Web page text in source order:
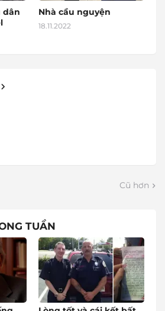
dân
Nhà cầu nguyện
18.11.2022
Cũ hơn
TUẦN